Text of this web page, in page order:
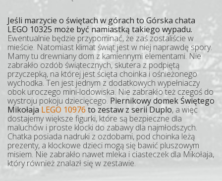
Jeśli marzycie o świętach w górach to Górska chata
LEGO 10325 może być namiastką takiego wypadu.
Ewentualnie będzie przypominać, że zaś zostaliście w
mieście. Natomiast klimat świąt jest w niej naprawdę spory.
Mamy tu drewniany dom z kamiennymi elementami. Nie
zabrakło ozdób świątecznych, skutera z podpiętą
przyczepką, na której jest ścięta choinka i ośnieżonego
wychodka. Ten jest jednym z dodatkowych wypełniaczy
obok uroczego mini-lodowiska. Nie zabrakło też czegoś do
wystroju pokoju dziecięcego. Piernikowy domek Świętego
Mikołaja LEGO 10976 to zestaw z serii Duplo, a więc
dostajemy większe figurki, które są bezpieczne dla
maluchów i proste klocki do zabawy dla najmłodszych.
Chatka posiada nadruki z ozdobami, pod choinka leżą
prezenty, a klockowe dzieci mogą się bawić pluszowym
misiem. Nie zabrakło nawet mleka i ciasteczek dla Mikołaja,
który również znalazł się w zestawie.